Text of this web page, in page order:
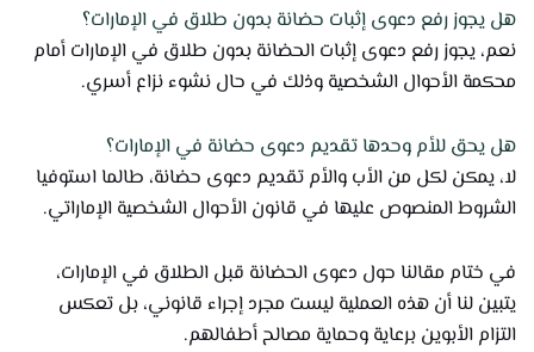
هل يجوز رفع دعوى إثبات حضانة بدون طلاق في الإمارات؟
نعم، يجوز رفع دعوى إثبات الحضانة بدون طلاق في الإمارات أمام
محكمة الأحوال الشخصية وذلك في حال نشوء نزاع أسري.
هل يحق للأم وحدها تقديم دعوى حضانة في الإمارات؟
لا، يمكن لكل من الأب والأم تقديم دعوى حضانة، طالما استوفيا
الشروط المنصوص عليها في قانون الأحوال الشخصية الإماراتي.
في ختام مقالنا حول دعوى الحضانة قبل الطلاق في الإمارات،
يتبين لنا أن هذه العملية ليست مجرد إجراء قانوني، بل تعكس
التزام الأبوين برعاية وحماية مصالح أطفالهم.